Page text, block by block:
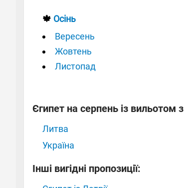
🍁 Осінь
Вересень
Жовтень
Листопад
Єгипет на серпень із вильотом з
Литва
Україна
Інші вигідні пропозиції: